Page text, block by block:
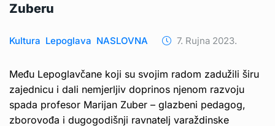
Zuberu
Kultura Lepoglava NASLOVNA 7. Rujna 2023.
Među Lepoglavčane koji su svojim radom zadužili širu
zajednicu i dali nemjerljiv doprinos njenom razvoju
spada profesor Marijan Zuber – glazbeni pedagog,
zborovođa i dugogodišnji ravnatelj varaždinske